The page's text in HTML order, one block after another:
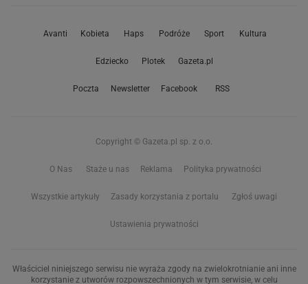
Avanti Kobieta Haps Podróże Sport Kultura
Edziecko Plotek Gazeta.pl
Poczta Newsletter Facebook RSS
Copyright © Gazeta.pl sp. z o.o.
O Nas Staże u nas Reklama Polityka prywatności
Wszystkie artykuły Zasady korzystania z portalu Zgłoś uwagi
Ustawienia prywatności
Właściciel niniejszego serwisu nie wyraża zgody na zwielokrotnianie ani inne
korzystanie z utworów rozpowszechnionych w tym serwisie, w celu